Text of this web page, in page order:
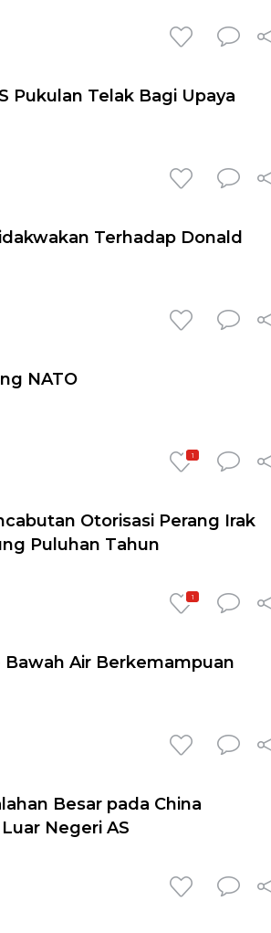
Pukulan Telak Bagi Upaya
Terhadap Donald
NATO
1
Otorisasi Perang Irak
Puluhan Tahun
1
Bawah Air Berkemampuan
Besar pada China
Negeri AS